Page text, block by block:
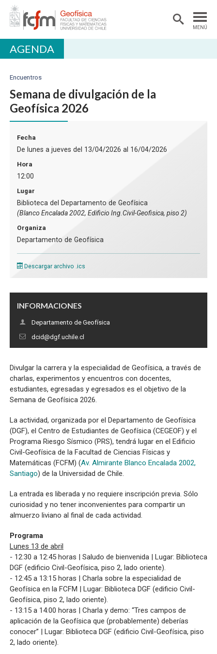
MENÚ
DOCENCIA
INVESTIGACIÓN
BIBLIOTECA
Geofísica Aplicada
Sismología
AGENDA
Encuentros
Semana de divulgación de la
Geofísica 2026
INFORMACIONES
Departamento de Geofísica
dcid@dgf.uchile.cl
Fecha
De lunes a jueves del 13/04/2026 al 16/04/2026
Hora
12:00
Lugar
Biblioteca del Departamento de Geofísica
(Blanco Encalada 2002, Edificio Ing.Civil-Geofisica, piso 2)
Organiza
Departamento de Geofísica
Descargar archivo .ics
Divulgar la carrera y la especialidad de Geofísica, a través de
charlas, experimentos y encuentros con docentes,
estudiantes, egresadas y egresados es el objetivo de la
Semana de Geofísica 2026.
La actividad, organizada por el Departamento de Geofísica
(DGF), el Centro de Estudiantes de Geofísica (CEGEOF) y el
Programa Riesgo Sísmico (PRS), tendrá lugar en el Edificio
Civil-Geofísica de la Facultad de Ciencias Físicas y
Matemáticas (FCFM) (Av. Almirante Blanco Encalada 2002,
Santiago) de la Universidad de Chile.
La entrada es liberada y no requiere inscripción previa. Sólo
curiosidad y no tener inconvenientes para compartir un
almuerzo liviano al final de cada actividad.
Programa
Lunes 13 de abril
- 12:30 a 12:45 horas | Saludo de bienvenida | Lugar: Biblioteca
DGF (edificio Civil-Geofísica, piso 2, lado oriente).
- 12:45 a 13:15 horas | Charla sobre la especialidad de
Geofísica en la FCFM | Lugar: Biblioteca DGF (edificio Civil-
Geofísica, piso 2, lado oriente).
- 13:15 a 14:00 horas | Charla y demo: “Tres campos de
aplicación de la Geofísica que (probablemente) deberías
conocer” | Lugar: Biblioteca DGF (edificio Civil-Geofísica, piso
2, lado oriente).